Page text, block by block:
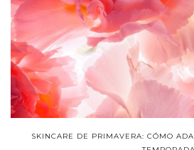
SKINCARE DE PRIMAVERA: CÓMO